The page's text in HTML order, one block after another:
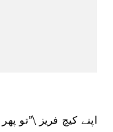
اپنے کیچ فریز \”تو پھر لگاے تھیکا!\” کے ساتھ، اپنے شو میں لائیو